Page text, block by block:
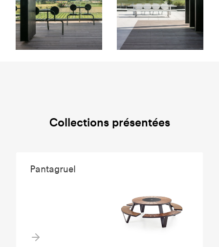
Collections présentées
Pantagruel